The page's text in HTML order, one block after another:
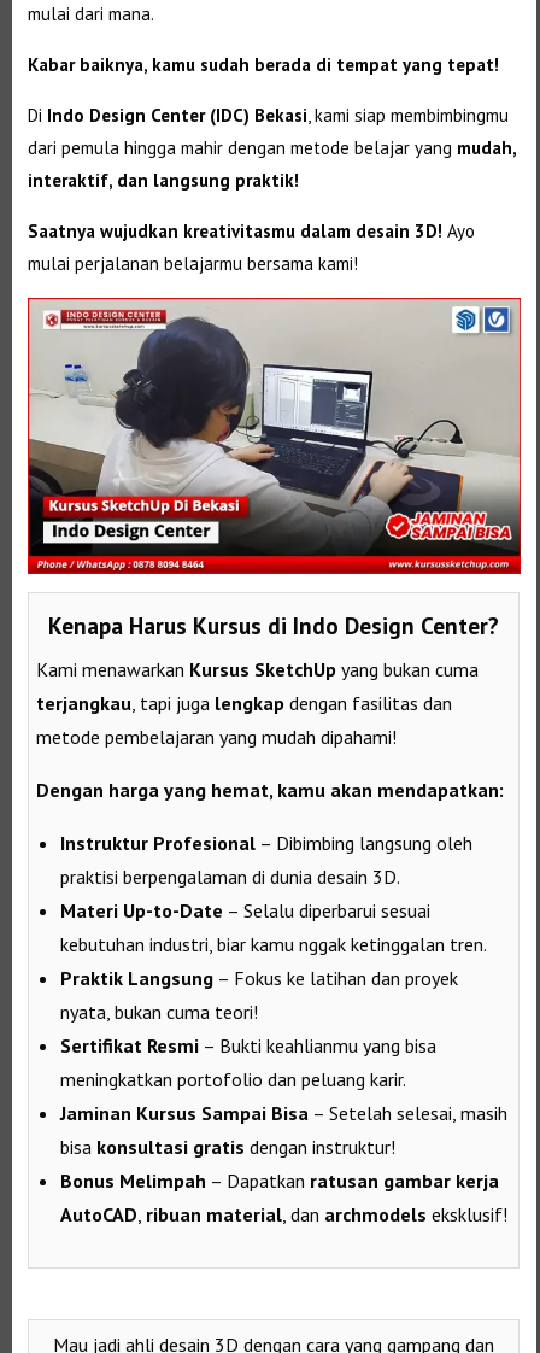
mulai dari mana.
Kabar baiknya, kamu sudah berada di tempat yang tepat!
Di Indo Design Center (IDC) Bekasi , kami siap membimbingmu
dari pemula hingga mahir dengan metode belajar yang mudah,
interaktif, dan langsung praktik!
Saatnya wujudkan kreativitasmu dalam desain 3D! Ayo
mulai perjalanan belajarmu bersama kami!
Kenapa Harus Kursus di Indo Design Center?
Kami menawarkan Kursus SketchUp yang bukan cuma
terjangkau , tapi juga lengkapdengan fasilitas dan
metode pembelajaran yang mudah dipahami!
Dengan harga yang hemat, kamu akan mendapatkan:
Instruktur Profesional – Dibimbing langsung oleh
praktisi berpengalaman di dunia desain 3D.
Materi Up-to-Date – Selalu diperbarui sesuai
kebutuhan industri, biar kamu nggak ketinggalan tren.
Praktik Langsung – Fokus ke latihan dan proyek
nyata, bukan cuma teori!
Sertifikat Resmi – Bukti keahlianmu yang bisa
meningkatkan portofolio dan peluang karir.
Jaminan Kursus Sampai Bisa – Setelah selesai, masih
bisa konsultasi gratis dengan instruktur!
Bonus Melimpah – Dapatkan ratusan gambar kerja
AutoCAD ribuan material , dan archmodels eksklusif!
Mau jadi ahli desain 3D dengan cara yang gampang dan